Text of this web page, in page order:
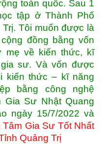
toàn quốc. Sau 1
tập ở Thành Phố
Tôi muốn được là
đồng bằng vốn
mẹ về kiến thức, kĩ
sư. Và vốn được
kiến thức – kĩ năng
bằng công nghệ
Gia Sư Nhật Quang
ngày 15/7/2022 và
Gia Sư Tốt Nhất
Quảng Trị